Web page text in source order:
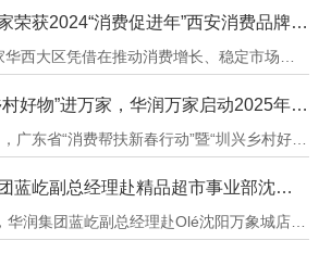
华润万家荣获2024“消费促进年”西安消费品牌贡献奖
“圳兴乡村好物”进万家，华润万家启动2025年“消费帮扶新春行动”
华润集团蓝屹副总经理赴精品超市事业部沈阳万象城店调研